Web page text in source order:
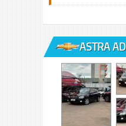
ASTRA